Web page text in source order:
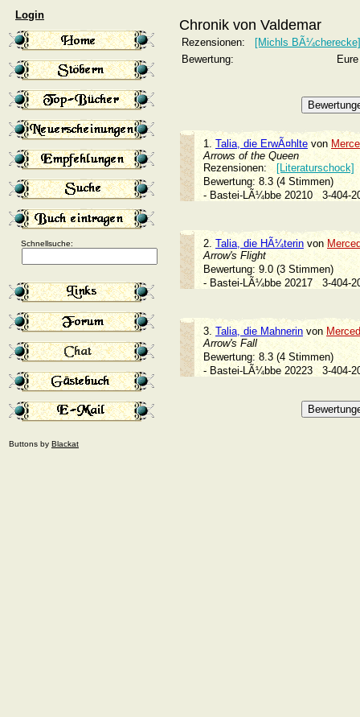
Login
Schnellsuche:
Buttons by Blackat
Chronik von Valdemar
Rezensionen:
[Michls BÃ¼cherecke]
Bewertung:
1.Talia, die ErwÃ¤hltevon
Arrows of the Queen
Rezensionen:[Literaturschock]
Bewertung: 8.3 (4 Stimmen)
- Bastei-LÃ¼bbe 202103-404-
2.Talia, die HÃ¼terin von
Arrow's Flight
Bewertung: 9.0 (3 Stimmen)
- Bastei-LÃ¼bbe 202173-404-
3.Talia, die Mahnerin von
Arrow's Fall
Bewertung: 8.3 (4 Stimmen)
- Bastei-LÃ¼bbe 202233-404-